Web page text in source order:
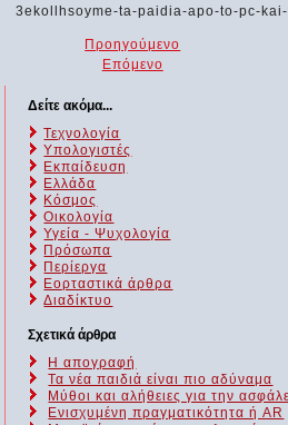
3ekollhsoyme-ta-paidia-apo-to-pc-
Προηγούμενο
Επόμενο
Δείτε ακόμα...
Τεχνολογία
Υπολογιστές
Εκπαίδευση
Ελλάδα
Κόσμος
Οικολογία
Υγεία - Ψυχολογία
Πρόσωπα
Περίεργα
Εορταστικά άρθρα
Διαδίκτυο
Σχετικά άρθρα
Η απογραφή
Τα νέα παιδιά είναι πιο αδύναμα
Μύθοι και αλήθειες για την
Ενισχυμένη πραγματικότητα ή AR